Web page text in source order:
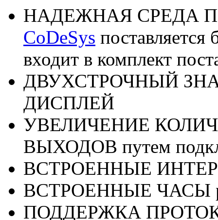
НАДЕЖНАЯ СРЕДА
CoDeSys поставляется
входит в комплект
ДВУХСТРОЧНЫЙ
ДИСПЛЕЙ
УВЕЛИЧЕНИЕ
ВЫХОДОВ путем
ВСТРОЕННЫЕ
ВСТРОЕННЫЕ ЧАСЫ
ПОДДЕРЖКА